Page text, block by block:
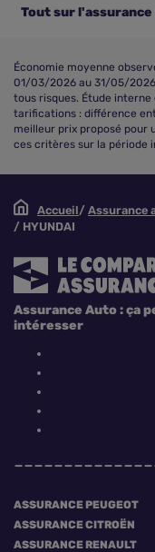
Tout sur
Économie moyenne
01/03/2026 au 31/05/
tous risques. Étude interne
tarifications : différence
meilleur prix proposé pour
ces critères sur la période
Accueil Assurance
HYUNDAI
ASSURANCE PEUGEOT
ASSURANCE CITROËN
ASSURANCE RENAULT
Assurance Auto : ça
intéresser